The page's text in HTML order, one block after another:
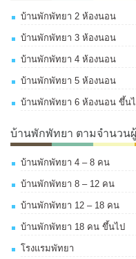
บ้านพักพัทยา 2 ห้องนอน
บ้านพักพัทยา 3 ห้องนอน
บ้านพักพัทยา 4 ห้องนอน
บ้านพักพัทยา 5 ห้องนอน
บ้านพักพัทยา 6 ห้องนอน ขึ้น
บ้านพักพัทยา ตามจำนวน
บ้านพักพัทยา 4 – 8 คน
บ้านพักพัทยา 8 – 12 คน
บ้านพักพัทยา 12 – 18 คน
บ้านพักพัทยา 18 คน ขึ้นไป
โรงแรมพัทยา